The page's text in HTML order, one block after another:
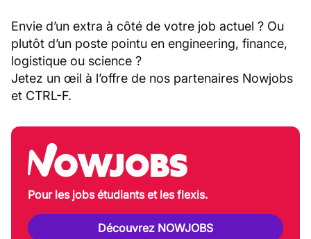
Envie d’un extra à côté de votre job actuel ? Ou
plutôt d’un poste pointu en engineering, finance,
logistique ou science ?
Jetez un œil à l’offre de nos partenaires Nowjobs
et CTRL-F.
Pour les jobs étudiants et les flexis.
Découvrez NOWJOBS